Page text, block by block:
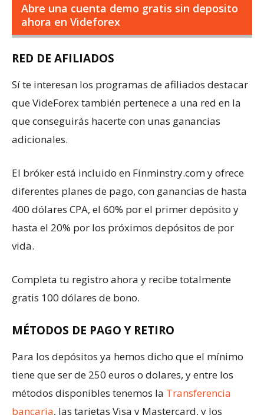
Abre una cuenta demo gratis sin deposito
ahora en Videforex
RED DE AFILIADOS
Sí te interesan los programas de afiliados destacar
que VideForex también pertenece a una red en la
que conseguirás hacerte con unas ganancias
adicionales.
El bróker está incluido en Finminstry.com y ofrece
diferentes planes de pago, con ganancias de hasta
400 dólares CPA, el 60% por el primer depósito y
hasta el 20% por los próximos depósitos de por
vida.
Completa tu registro ahora y recibe totalmente
gratis 100 dólares de bono.
MÉTODOS DE PAGO Y RETIRO
Para los depósitos ya hemos dicho que el mínimo
tiene que ser de 250 euros o dolares, y entre los
métodos disponibles tenemos la Transferencia
bancaria, las tarjetas Visa y Mastercard, y los